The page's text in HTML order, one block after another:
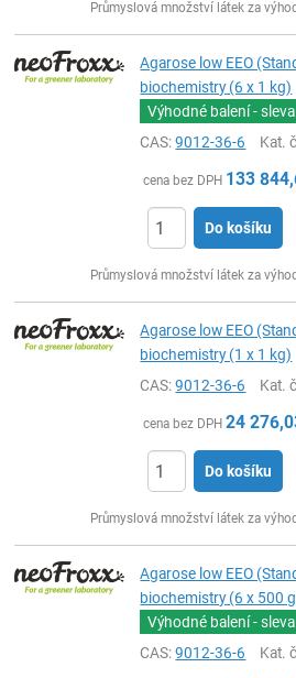
Průmyslová množství látek za
Agarose low EEO
biochemistry (6 x 1 kg)
Výhodné balení -
CAS:9012-36-6 Kat.
cena bez DPH 133
Do košíku
Průmyslová množství látek za
Agarose low EEO
biochemistry (1 x 1 kg)
CAS:9012-36-6 Kat.
cena bez DPH 24
Do košíku
Průmyslová množství látek za
Agarose low EEO
biochemistry (6 x 500
Výhodné balení -
CAS:9012-36-6 Kat.